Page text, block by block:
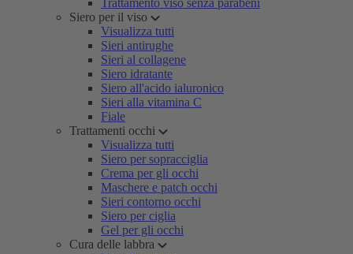
Trattamento viso senza parabeni
Siero per il viso
Visualizza tutti
Sieri antirughe
Sieri al collagene
Siero idratante
Siero all'acido ialuronico
Sieri alla vitamina C
Fiale
Trattamenti occhi
Visualizza tutti
Siero per sopracciglia
Crema per gli occhi
Maschere e patch occhi
Sieri contorno occhi
Siero per ciglia
Gel per gli occhi
Cura delle labbra